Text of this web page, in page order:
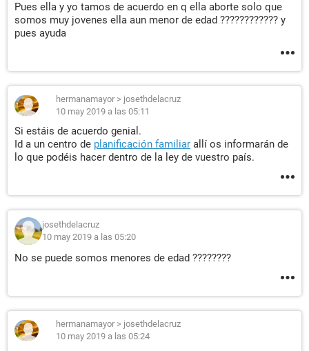
Pues ella y yo tamos de acuerdo en q ella aborte solo que
somos muy jovenes ella aun menor de edad ???????????? y
pues ayuda
hermanamayor > josethdelacruz
10 may 2019 a las 05:11
Si estáis de acuerdo genial.
Id a un centro de planificación familiar allí os informarán de
lo que podéis hacer dentro de la ley de vuestro país.
josethdelacruz
10 may 2019 a las 05:20
No se puede somos menores de edad ????????
hermanamayor > josethdelacruz
10 may 2019 a las 05:24